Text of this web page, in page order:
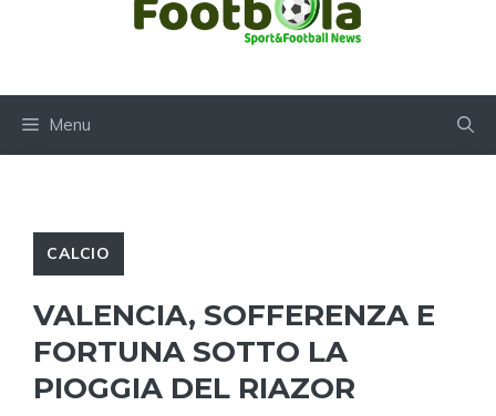
Menu
CALCIO
VALENCIA, SOFFERENZA E
FORTUNA SOTTO LA
PIOGGIA DEL RIAZOR